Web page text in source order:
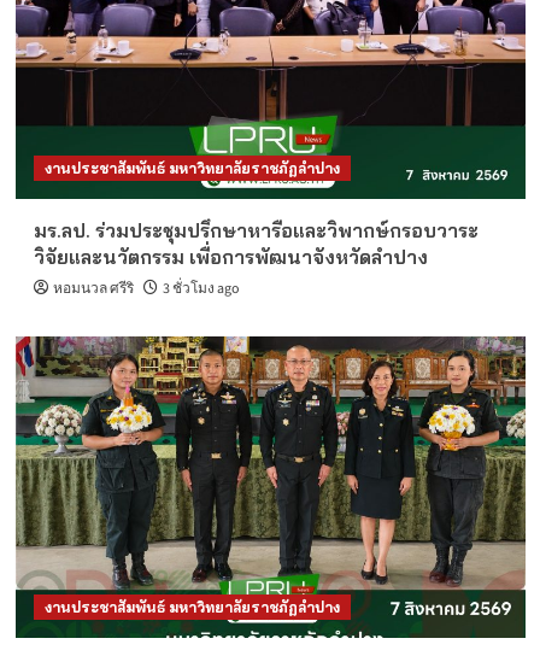
งานประชาสัมพันธ์ มหาวิทยาลัยราชภัฏลำปาง
มร.ลป. ร่วมประชุมปรึกษาหารือและวิพากษ์กรอบวาระ
วิจัยและนวัตกรรม เพื่อการพัฒนาจังหวัดลำปาง
หอมนวล ศรีริ 3 ชั่วโมง ago
งานประชาสัมพันธ์ มหาวิทยาลัยราชภัฏลำปาง